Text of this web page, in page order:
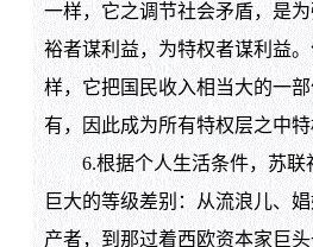
一样，它之调节社会矛盾，是
裕者谋利益，为特权者谋利益
样，它把国民收入相当大的一
有，因此成为所有特权层之中特
6.根据个人生活条件，苏联
巨大的等级差别：从流浪儿、
产者，到那过着西欧资本家巨